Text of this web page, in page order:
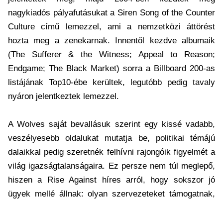
nagykiadós pályafutásukat a Siren Song of the Counter
Culture című lemezzel, ami a nemzetközi áttörést
hozta meg a zenekarnak. Innentől kezdve albumaik
(The Sufferer & the Witness; Appeal to Reason;
Endgame; The Black Market) sorra a Billboard 200-as
listájának Top10-ébe kerültek, legutóbb pedig tavaly
nyáron jelentkeztek lemezzel.
A Wolves saját bevallásuk szerint egy kissé vadabb,
veszélyesebb oldalukat mutatja be, politikai témájú
dalaikkal pedig szeretnék felhívni rajongóik figyelmét a
világ igazságtalanságaira. Ez persze nem túl meglepő,
hiszen a Rise Against híres arról, hogy sokszor jó
ügyek mellé állnak: olyan szervezeteket támogatnak,